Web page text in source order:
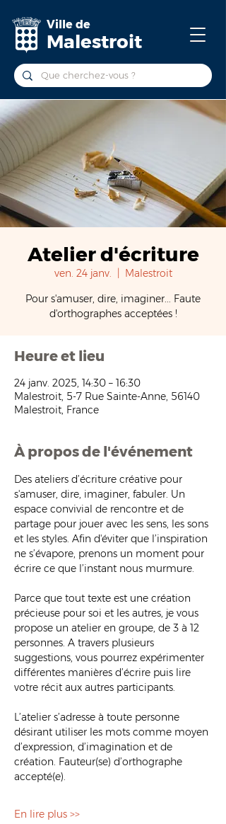
Ville de
Malestroit
Atelier d'écriture
ven. 24 janv.
Malestroit
Pour s'amuser, dire, imaginer... Faute
d'orthographes acceptées !
Heure et lieu
24 janv. 2025, 14:30 – 16:30
Malestroit, 5-7 Rue Sainte-Anne, 56140
Malestroit, France
À propos de l'événement
Des ateliers d’écriture créative pour
s'amuser, dire, imaginer, fabuler. Un
espace convivial de rencontre et de
partage pour jouer avec les sens, les sons
et les styles. Afin d'éviter que l’inspiration
ne s’évapore, prenons un moment pour
écrire ce que l’instant nous murmure.
Parce que tout texte est une création
précieuse pour soi et les autres, je vous
propose un atelier en groupe, de 3 à 12
personnes. A travers plusieurs
suggestions, vous pourrez expérimenter
différentes manières d’écrire puis lire
votre récit aux autres participants.
L’atelier s’adresse à toute personne
désirant utiliser les mots comme moyen
d’expression, d’imagination et de
création. Fauteur(se) d’orthographe
accepté(e).
En lire plus >>